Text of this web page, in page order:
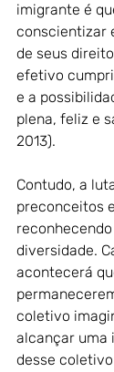
imigrante é
conscientizar
de seus
efetivo
e a
plena, feliz e
2013).
Contudo, a
preconceitos
diversidade.
acontecerá
coletivo
alcançar uma
desse coletivo